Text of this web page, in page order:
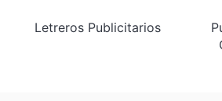
Letreros Publicitarios